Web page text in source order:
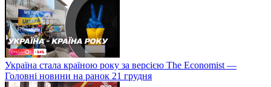
Україна стала країною року за версією The Economist —
Головні новини на ранок 21 грудня